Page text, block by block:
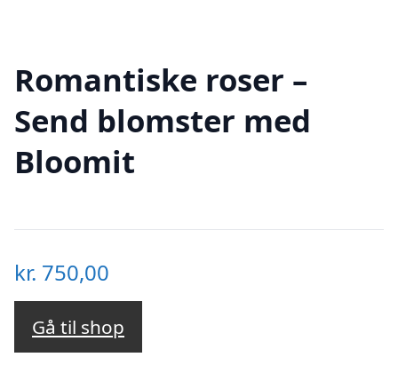
Romantiske roser –
Send blomster med
Bloomit
kr. 750,00
Gå til shop